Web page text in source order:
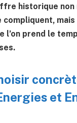
historique
l’on prend le
et